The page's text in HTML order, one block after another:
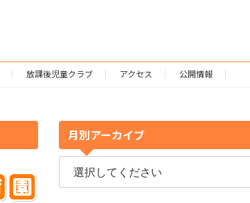
放課後児童クラブ アクセス 公開情報
月別アーカイブ